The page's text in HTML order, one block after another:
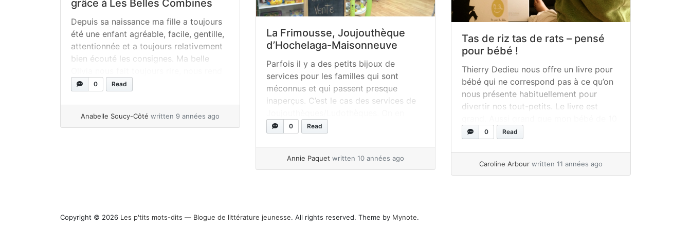
grâce à Les Belles Combines
Depuis sa naissance ma fille a toujours
été une enfant agréable, facile, gentille,
attentionnée et a toujours relativement
bien écouté les consignes. Ma belle
service, aide les plus petits à la
QUATRE ANS. S’il y a bien une chose
que j’aurais... »read more
0 Read
Anabelle Soucy-Côté written 9 années ago
La Frimousse, Joujouthèque
d’Hochelaga-Maisonneuve
Parfois il y a des petits bijoux de
services pour les familles qui sont
méconnus et qui passent presque
inaperçus. C’est le cas des services de
compte généralement une par quartier à
l’on retrouve à l’extérieur de métropole.
La Frimousse, Joujouthèque
0 Read
Annie Paquet written 10 années ago
Tas de riz tas de rats – pensé
pour bébé !
Thierry Dedieu nous offre un livre pour
bébé qui ne correspond pas à ce qu’on
nous présente habituellement pour
divertir nos tout-petits. Le livre est
mois lorsqu’il est assis devant. Il ne
de ses images tient du contraste entre
le noir... »read more
0 Read
Caroline Arbour written 11 années ago
Copyright © 2026 Les p'tits mots-dits ― Blogue de littérature jeunesse. All rights reserved. Theme by Mynote.